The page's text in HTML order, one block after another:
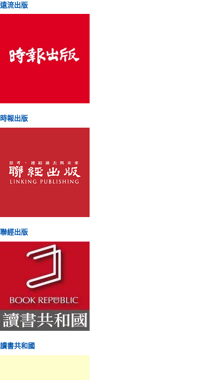
遠流出版
時報出版
聯經出版
讀書共和國